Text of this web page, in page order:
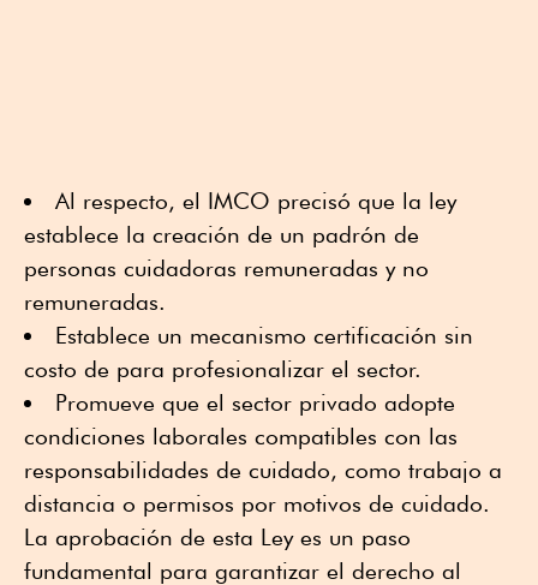
Al respecto, el IMCO precisó que la ley
establece la creación de un padrón de
personas cuidadoras remuneradas y no
remuneradas.
Establece un mecanismo certificación sin
costo de para profesionalizar el sector.
Promueve que el sector privado adopte
condiciones laborales compatibles con las
responsabilidades de cuidado, como trabajo a
distancia o permisos por motivos de cuidado.
La aprobación de esta Ley es un paso
fundamental para garantizar el derecho al